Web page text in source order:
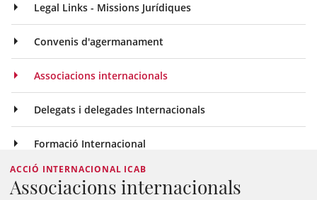
Legal Links - Missions Jurídiques
Convenis d'agermanament
Associacions internacionals
Delegats i delegades Internacionals
Formació Internacional
ACCIÓ INTERNACIONAL ICAB
Associacions internacionals